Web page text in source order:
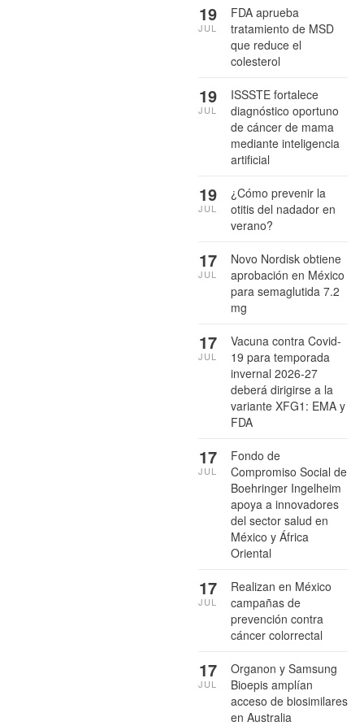
FDA aprueba
tratamiento de MSD
que reduce el
colesterol
19
JUL
ISSSTE fortalece
diagnóstico oportuno
de cáncer de mama
mediante inteligencia
artificial
19
JUL
¿Cómo prevenir la
otitis del nadador en
verano?
19
JUL
Novo Nordisk obtiene
aprobación en México
para semaglutida 7.2
mg
17
JUL
Vacuna contra Covid-
19 para temporada
invernal 2026-27
deberá dirigirse a la
variante XFG1: EMA y
FDA
17
JUL
Fondo de
Compromiso Social de
Boehringer Ingelheim
apoya a innovadores
del sector salud en
México y África
Oriental
17
JUL
Realizan en México
campañas de
prevención contra
cáncer colorrectal
17
JUL
Organon y Samsung
Bioepis amplían
acceso de biosimilares
en Australia
17
JUL